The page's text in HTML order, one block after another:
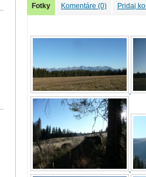
Fotky Komentáre (0) Pridaj